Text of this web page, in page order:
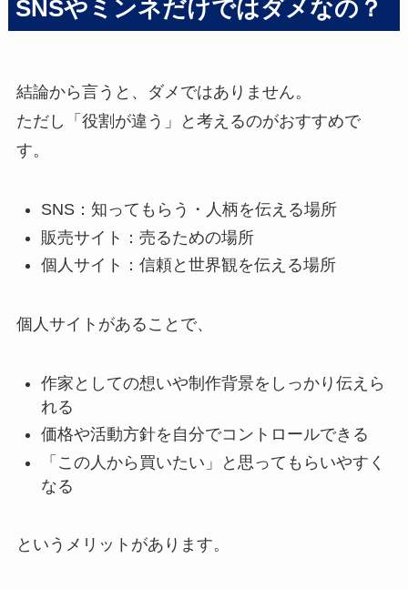
SNSやミンネだけではダメなの？
結論から言うと、ダメではありません。
ただし「役割が違う」と考えるのがおすすめで
す。
SNS：知ってもらう・人柄を伝える場所
販売サイト：売るための場所
個人サイト：信頼と世界観を伝える場所
個人サイトがあることで、
作家としての想いや制作背景をしっかり伝えら
れる
価格や活動方針を自分でコントロールできる
「この人から買いたい」と思ってもらいやすく
なる
というメリットがあります。